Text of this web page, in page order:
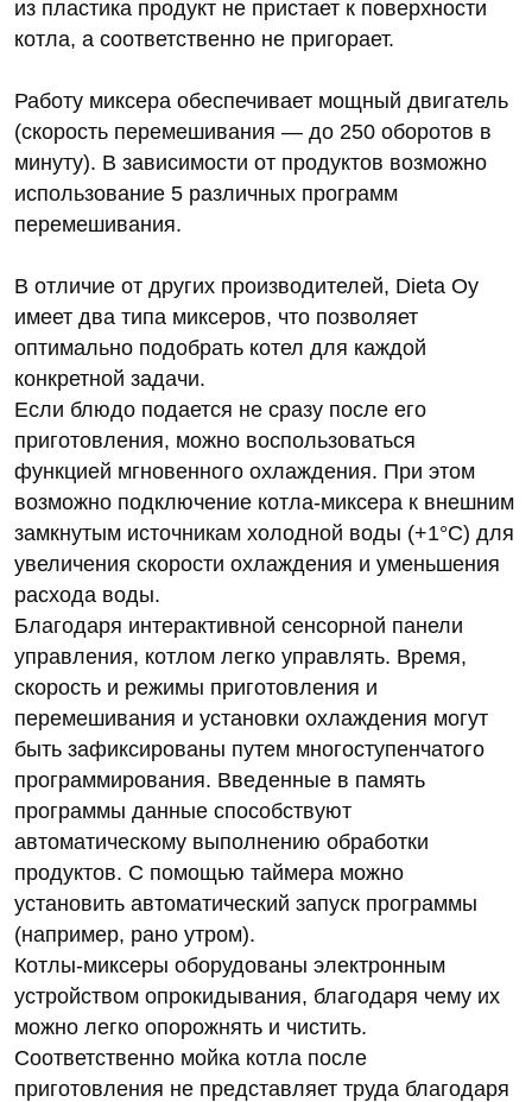
из пластика продукт не пристает к поверхности
котла, а соответственно не пригорает.
Работу миксера обеспечивает мощный двигатель
(скорость перемешивания — до 250 оборотов в
минуту). В зависимости от продуктов возможно
использование 5 различных программ
перемешивания.
В отличие от других производителей, Dieta Oy
имеет два типа миксеров, что позволяет
оптимально подобрать котел для каждой
конкретной задачи.
Если блюдо подается не сразу после его
приготовления, можно воспользоваться
функцией мгновенного охлаждения. При этом
возможно подключение котла-миксера к внешним
замкнутым источникам холодной воды (+1°С) для
увеличения скорости охлаждения и уменьшения
расхода воды.
Благодаря интерактивной сенсорной панели
управления, котлом легко управлять. Время,
скорость и режимы приготовления и
перемешивания и установки охлаждения могут
быть зафиксированы путем многоступенчатого
программирования. Введенные в память
программы данные способствуют
автоматическому выполнению обработки
продуктов. С помощью таймера можно
установить автоматический запуск программы
(например, рано утром).
Котлы-миксеры оборудованы электронным
устройством опрокидывания, благодаря чему их
можно легко опорожнять и чистить.
Соответственно мойка котла после
приготовления не представляет труда благодаря